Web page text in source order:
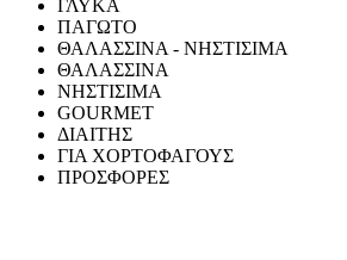
ΓΛΥΚΑ
ΠΑΓΩΤΟ
ΘΑΛΑΣΣΙΝΑ - ΝΗΣΤΙΣΙΜΑ
ΘΑΛΑΣΣΙΝΑ
ΝΗΣΤΙΣΙΜΑ
GOURMET
ΔΙΑΙΤΗΣ
ΓΙΑ ΧΟΡΤΟΦΑΓΟΥΣ
ΠΡΟΣΦΟΡΕΣ